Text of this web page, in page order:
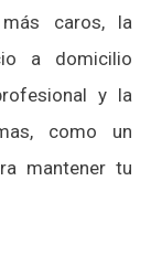
caros, la
a domicilio
y la
como un
mantener tu